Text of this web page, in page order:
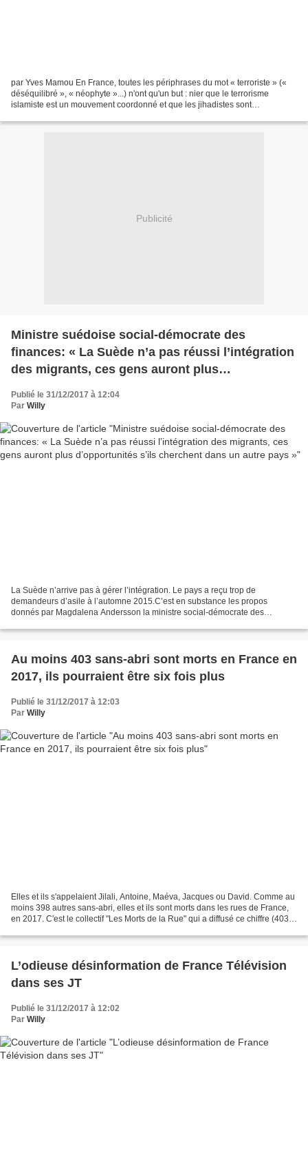
par Yves Mamou En France, toutes les périphrases du mot « terroriste » («
déséquilibré », « néophyte »...) n'ont qu'un but : nier que le terrorisme
islamiste est un mouvement coordonné et que les jihadistes sont
Publicité
Ministre suédoise social-démocrate des
finances: « La Suède n’a pas réussi l’intégration
des migrants, ces gens auront plus
d’opportunités s’ils cherchent dans un autre
pays »
Publié le 31/12/2017 à 12:04
Par Willy
La Suède n’arrive pas à gérer l’intégration. Le pays a reçu trop de
demandeurs d’asile à l’automne 2015.C’est en substance les propos
donnés par Magdalena Andersson la ministre social-démocrate des
Au moins 403 sans-abri sont morts en France en
2017, ils pourraient être six fois plus
Publié le 31/12/2017 à 12:03
Par Willy
Elles et ils s'appelaient Jilali, Antoine, Maéva, Jacques ou David. Comme au
moins 398 autres sans-abri, elles et ils sont morts dans les rues de France,
en 2017. C'est le collectif "Les Morts de la Rue" qui a diffusé ce chiffre (403
L’odieuse désinformation de France Télévision
dans ses JT
Publié le 31/12/2017 à 12:02
Par Willy